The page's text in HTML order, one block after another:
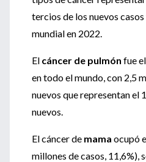
tercios de los nuevos
mundial en 2022.
El cáncer de pulmón fue
en todo el mundo, con 2,5
nuevos que representan el
nuevos.
El cáncer de mama ocupó
millones de casos, 11,6%),